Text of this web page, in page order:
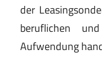
der
beruflichen
Aufwendung